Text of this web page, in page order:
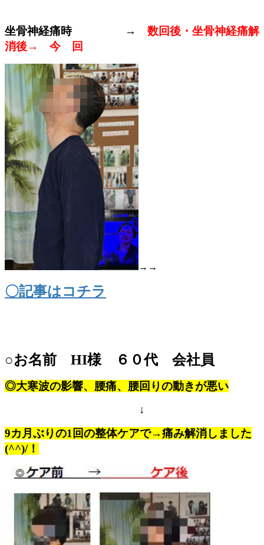
坐骨神経痛時 → 数回後・坐骨神経痛解
消後→ 今 回
→ →
〇記事はコチラ
○お名前 HI様 ６０代 会社員
◎大寒波の影響、腰痛、腰回りの動きが悪い
↓
9カ月ぶりの1回の整体ケアで→痛み解消しました
(^^)/！